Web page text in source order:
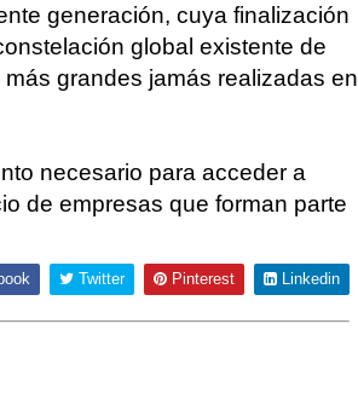
generación, cuya finalización
global existente de
grandes jamás realizadas en
necesario para acceder a
de empresas que forman parte
Twitter Pinterest Linkedin